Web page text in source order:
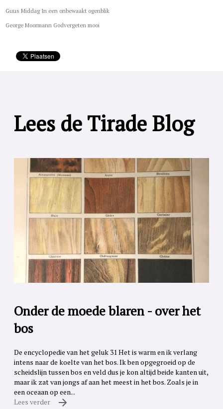
Guus Middag In een onbewaakt ogenblik
George Moormann Godvergeten mooi
Lees de Tirade Blog
Onder de moede blaren - over het
bos
De encyclopedie van het geluk 31 Het is warm en ik verlang
intens naar de koelte van het bos. Ik ben opgegroeid op de
scheidslijn tussen bos en veld dus je kon altijd beide kanten uit,
maar ik zat van jongs af aan het meest in het bos. Zoals je in
een oceaan op een...
Lees verder